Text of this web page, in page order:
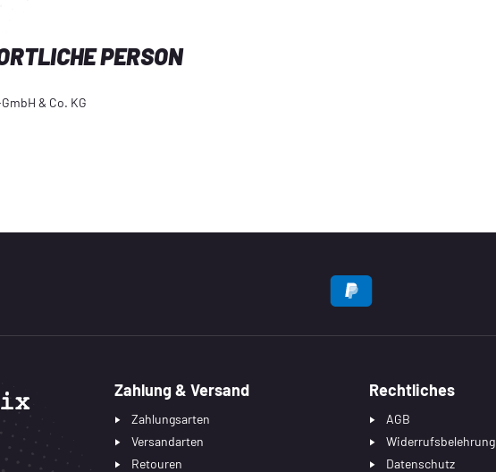
PERSON
& Co. KG
ZAHLUNGSARTEN
Zahlung & Versand
Zahlungsarten
Versandarten
Retouren
Rechtliches
AGB
Widerrufsbelehrung
Datenschutz